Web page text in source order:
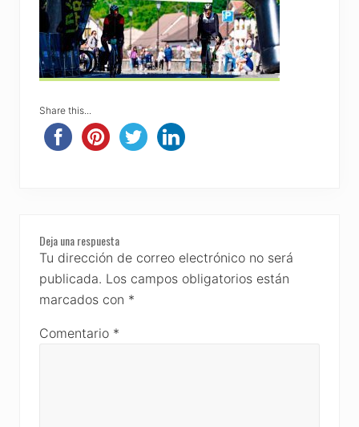
Share this...
Reader
Interactions
Deja una respuesta
Tu dirección de correo electrónico no será
publicada. Los campos obligatorios están
marcados con *
Comentario *